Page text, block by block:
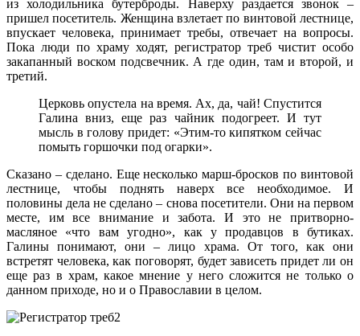
из холодильника бутерброды. Наверху раздается звонок –
пришел посетитель. Женщина взлетает по винтовой лестнице,
впускает человека, принимает требы, отвечает на вопросы.
Пока люди по храму ходят, регистратор треб чистит особо
закапанный воском подсвечник. А где один, там и второй, и
третий.
Церковь опустела на время. Ах, да, чай! Спустится
Галина вниз, еще раз чайник подогреет. И тут
мысль в голову придет: «Этим-то кипятком сейчас
помыть горшочки под огарки».
Сказано – сделано. Еще несколько марш-бросков по винтовой
лестнице, чтобы поднять наверх все необходимое. И
половины дела не сделано – снова посетители. Они на первом
месте, им все внимание и забота. И это не притворно-
масляное «что вам угодно», как у продавцов в бутиках.
Галины понимают, они – лицо храма. От того, как они
встретят человека, как поговорят, будет зависеть придет ли он
еще раз в храм, какое мнение у него сложится не только о
данном приходе, но и о Православии в целом.